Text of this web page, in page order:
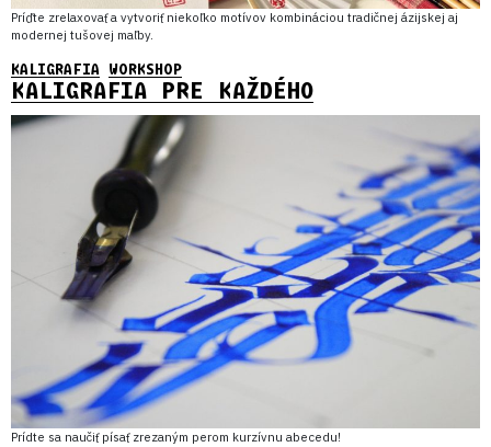
Príďte zrelaxovať a vytvoriť niekoľko motívov kombináciou tradičnej ázijskej aj
modernej tušovej maľby.
KALIGRAFIA WORKSHOP
KALIGRAFIA PRE KAŽDÉHO
Prídte sa naučiť písať zrezaným perom kurzívnu abecedu!